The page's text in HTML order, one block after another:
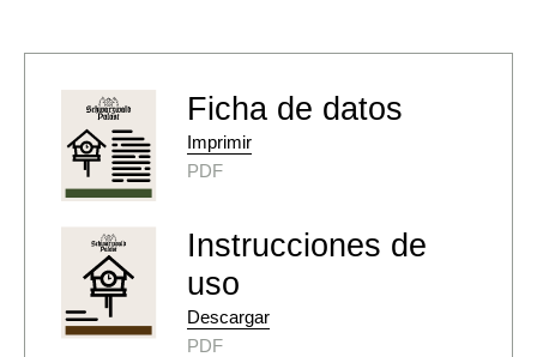
Ficha de datos
Imprimir
PDF
Instrucciones de
uso
Descargar
PDF